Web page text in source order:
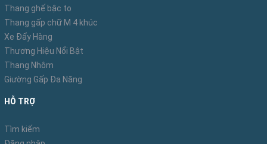
Xe đẩy hàng sàn thép 4 bánh FUJIHOME SH300N mới
ra mắt với màu ghi xám sơn tĩnh điện phủ nhám riêng
tấm lưng màu đỏ cùng với viền mép nhựa chống xước
Thang ghế bậc to
Thang gấp chữ M 4 khúc
Xe Đẩy Hàng
Thương Hiệu Nổi Bật
Thang Nhôm
Giường Gấp Đa Năng
HỖ TRỢ
Tìm kiếm